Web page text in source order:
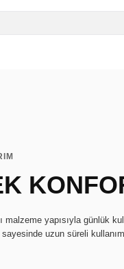
yapısıyla günlük
uzun süreli